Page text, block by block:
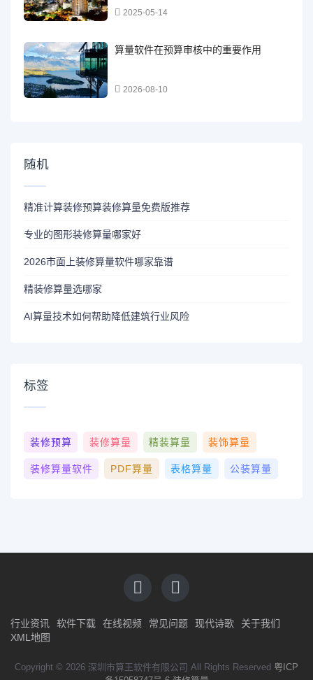
2025-05-14
算量软件在预算审核中的重要作用
2026-08-10
随机
精准计算装修预算装修算量免费版推荐
专业的图形装修算量哪家好
2026市面上装修算量软件哪家靠谱
精装修算量选哪家
AI算量技术如何帮助降低建筑行业风险
标签
装修预算 装修算量 精装算量 装饰算量
装修算量软件 PDF算量 表格算量 公装算量
行业资讯 软件下载 在线视频 常见问题 现代诗歌
关于我们
XML地图
Copyright © 2026 深圳市算王软件有限公司 All Rights Reserved 粤ICP